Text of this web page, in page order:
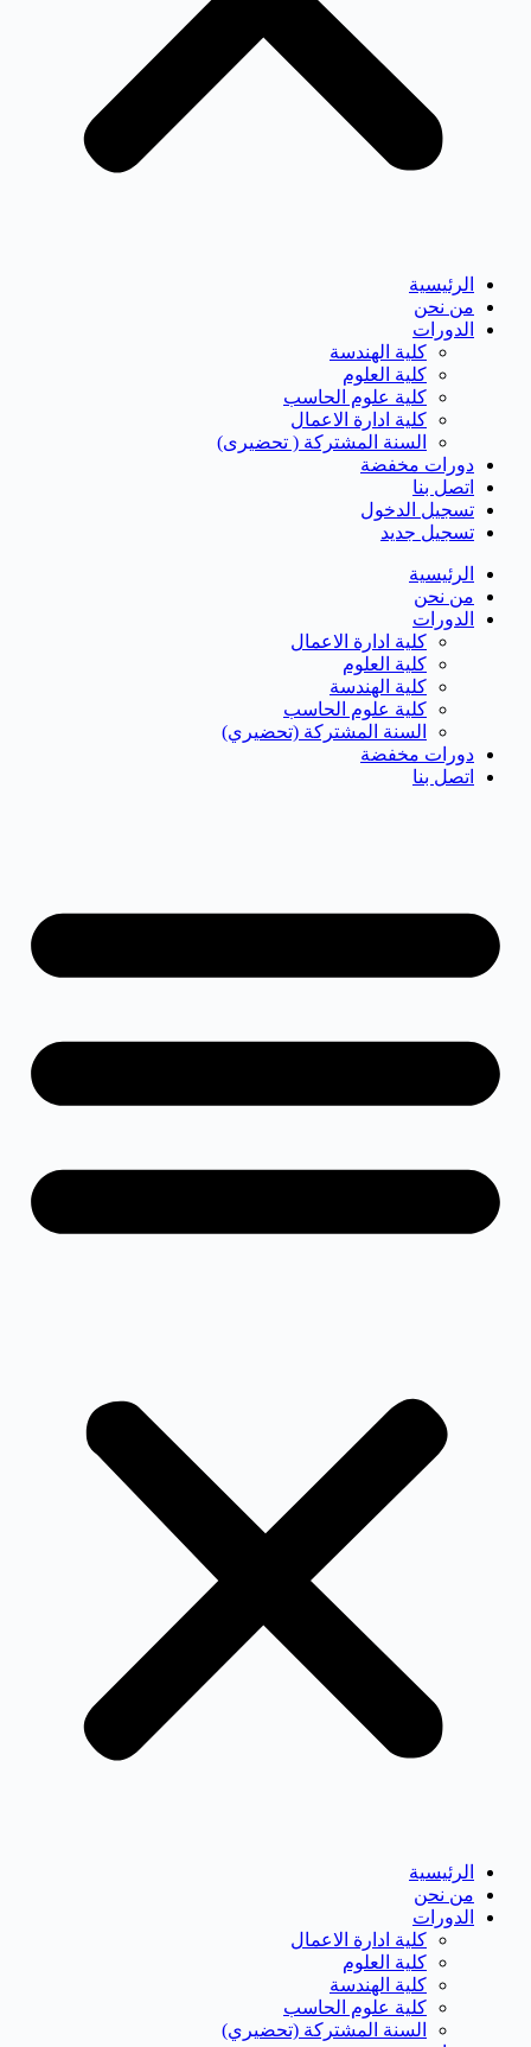
الرئيسية
من نحن
الدورات
كلية الهندسة
كلية العلوم
كلية علوم الحاسب
كلية ادارة الاعمال
السنة المشتركة ( تحضيرى)
دورات مخفضة
اتصل بنا
تسجيل الدخول
تسجيل جديد
الرئيسية
من نحن
الدورات
كلية ادارة الاعمال
كلية العلوم
كلية الهندسة
كلية علوم الحاسب
السنة المشتركة (تحضيري)
دورات مخفضة
اتصل بنا
الرئيسية
من نحن
الدورات
كلية ادارة الاعمال
كلية العلوم
كلية الهندسة
كلية علوم الحاسب
السنة المشتركة (تحضيري)